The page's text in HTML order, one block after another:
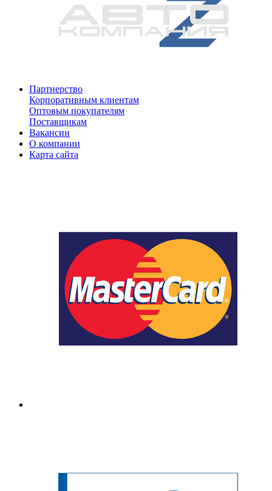
Партнерство
Корпоративным клиентам
Оптовым покупателям
Поставщикам
Вакансии
О компании
Карта сайта